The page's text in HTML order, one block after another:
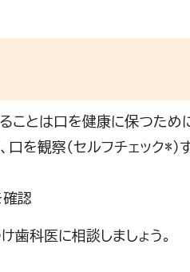
ことは口を健康に保つため
を観察（セルフチェック*）
確認
歯科医に相談しましょう。